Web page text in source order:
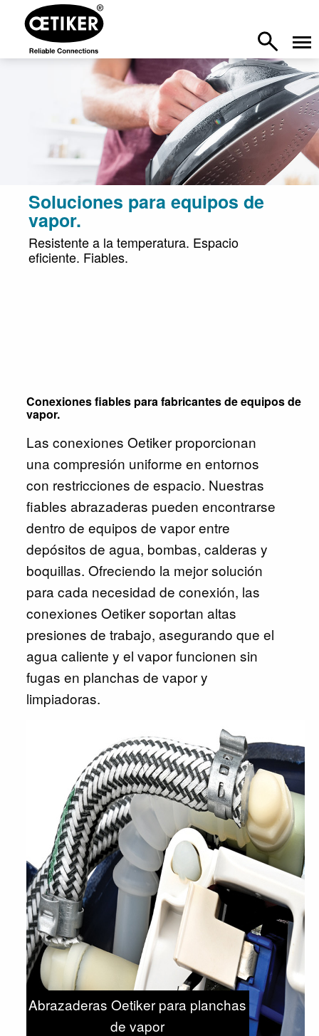
Soluciones para equipos de
vapor.
Resistente a la temperatura. Espacio
eficiente. Fiables.
Conexiones fiables para fabricantes de equipos de
vapor.
Las conexiones Oetiker proporcionan
una compresión uniforme en entornos
con restricciones de espacio. Nuestras
fiables abrazaderas pueden encontrarse
dentro de equipos de vapor entre
depósitos de agua, bombas, calderas y
boquillas. Ofreciendo la mejor solución
para cada necesidad de conexión, las
conexiones Oetiker soportan altas
presiones de trabajo, asegurando que el
agua caliente y el vapor funcionen sin
fugas en planchas de vapor y
limpiadoras.
Abrazaderas Oetiker para planchas
de vapor